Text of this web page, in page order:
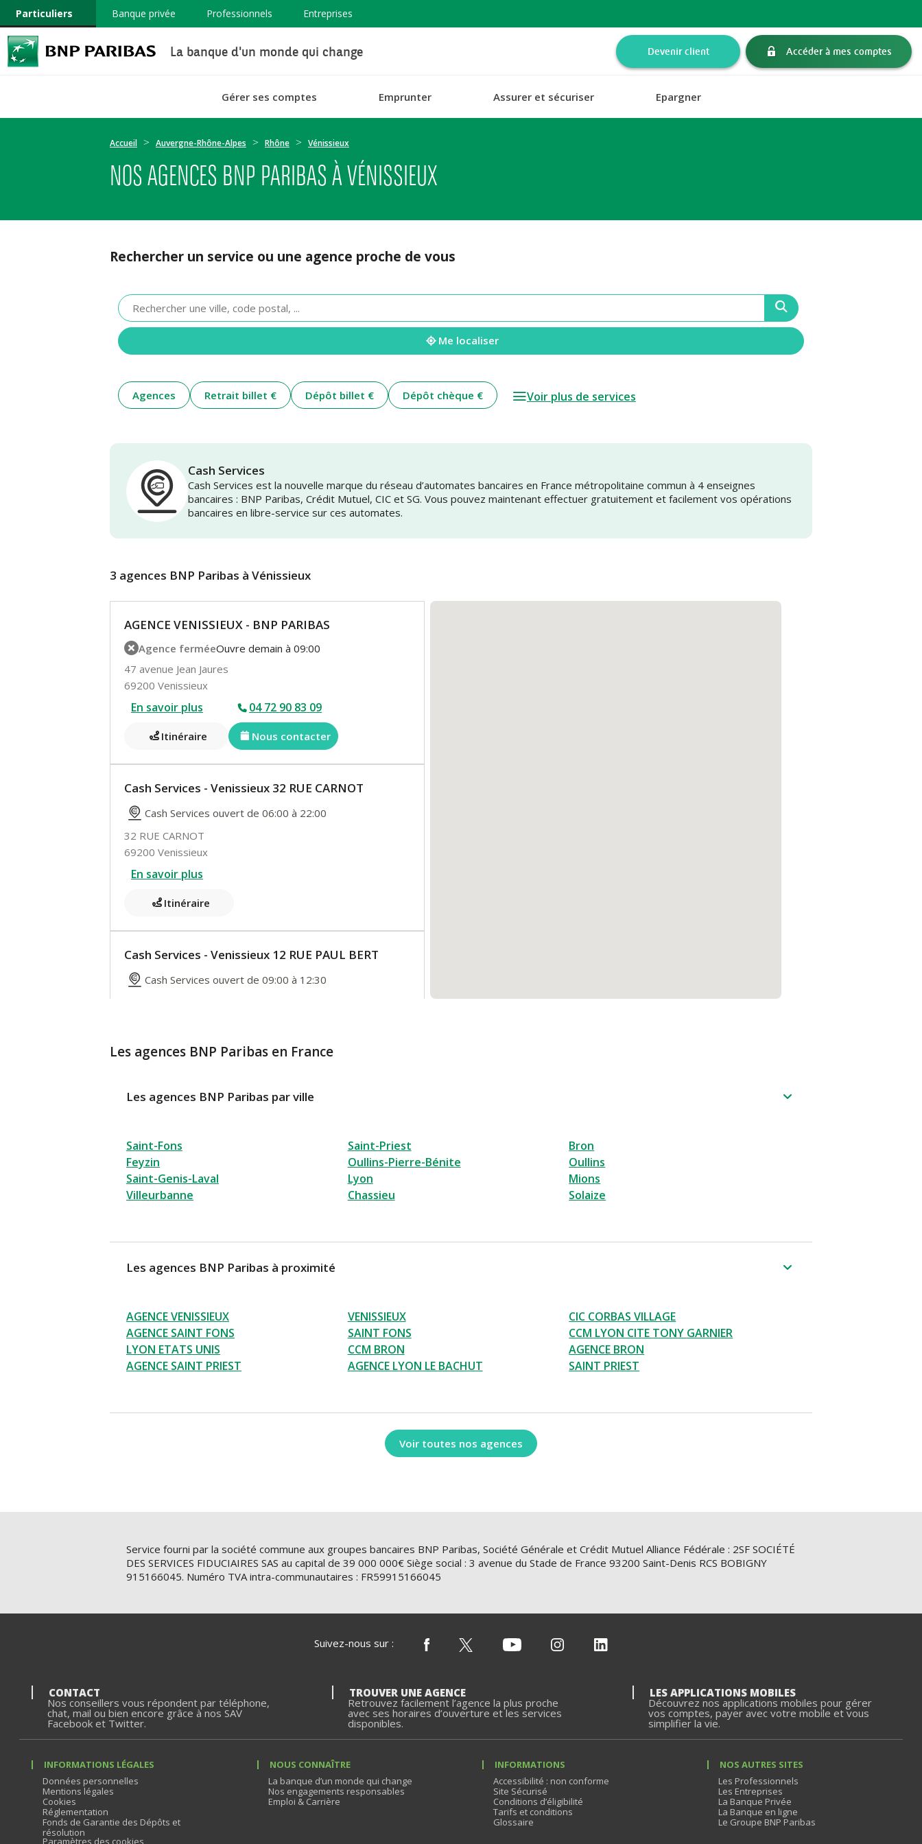
Particuliers Banque privée Professionnels Entreprises
La banque d'un monde qui change Devenir client Accéder à mes comptes
Gérer ses comptes Emprunter Assurer et sécuriser Epargner
Accueil Auvergne-Rhône-Alpes Rhône Vénissieux
NOS AGENCES BNP PARIBAS À VÉNISSIEUX
Rechercher un service ou une agence proche de vous
Veuillez
renseigner
une
adresse
Me localiser
Agences Retrait billet € Dépôt billet € Dépôt chèque € Voir plus de services
Cash Services
Cash Services est la nouvelle marque du réseau d’automates bancaires en France métropolitaine commun à 4 enseignes
bancaires : BNP Paribas, Crédit Mutuel, CIC et SG. Vous pouvez maintenant effectuer gratuitement et facilement vos opérations
bancaires en libre-service sur ces automates.
3 agences BNP Paribas à Vénissieux
AGENCE VENISSIEUX - BNP PARIBAS
Agence ferméeOuvre demain à 09:00
47 avenue Jean Jaures
69200 Venissieux
En savoir plus 04 72 90 83 09
Itinéraire Nous contacter
Cash Services - Venissieux 32 RUE CARNOT
Cash Services ouvert de 06:00 à 22:00
32 RUE CARNOT
69200 Venissieux
En savoir plus
Itinéraire
Cash Services - Venissieux 12 RUE PAUL BERT
Cash Services ouvert de 09:00 à 12:30
Les agences BNP Paribas en France
Les agences BNP Paribas par ville
Saint-Fons Saint-Priest
Bron
Feyzin
Oullins-Pierre-Bénite
Oullins
Saint-Genis-Laval
Lyon
Mions
Villeurbanne
Chassieu Solaize
Les agences BNP Paribas à proximité
AGENCE VENISSIEUX VENISSIEUX
CIC CORBAS VILLAGE
AGENCE SAINT FONS
SAINT FONS
CCM LYON CITE TONY GARNIER
LYON ETATS UNIS
CCM BRON
AGENCE BRON
AGENCE SAINT PRIEST
AGENCE LYON LE BACHUT SAINT PRIEST
Voir toutes nos agences
Service fourni par la société commune aux groupes bancaires BNP Paribas, Société Générale et Crédit Mutuel Alliance Fédérale : 2SF SOCIÉTÉ
DES SERVICES FIDUCIAIRES SAS au capital de 39 000 000€ Siège social : 3 avenue du Stade de France 93200 Saint-Denis RCS BOBIGNY
915166045. Numéro TVA intra-communautaires : FR59915166045
Suivez-nous sur :
CONTACT
Nos conseillers vous répondent par téléphone,
chat, mail ou bien encore grâce à nos SAV
Facebook et Twitter.
TROUVER UNE AGENCE
Retrouvez facilement l’agence la plus proche
avec ses horaires d’ouverture et les services
disponibles.
LES APPLICATIONS MOBILES
Découvrez nos applications mobiles pour gérer
vos comptes, payer avec votre mobile et vous
simplifier la vie.
INFORMATIONS LÉGALES
Données personnelles
Mentions légales
Cookies
Réglementation
Fonds de Garantie des Dépôts et
résolution
Paramètres des cookies
NOUS CONNAÎTRE
La banque d’un monde qui change
Nos engagements responsables
Emploi & Carrière
INFORMATIONS
Accessibilité : non conforme
Site Sécurisé
Conditions d’éligibilité
Tarifs et conditions
Glossaire
NOS AUTRES SITES
Les Professionnels
Les Entreprises
La Banque Privée
La Banque en ligne
Le Groupe BNP Paribas